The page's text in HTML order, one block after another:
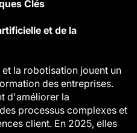
Clés
et de la
la robotisation jouent un
des entreprises.
d'améliorer la
processus complexes et
client. En 2025, elles